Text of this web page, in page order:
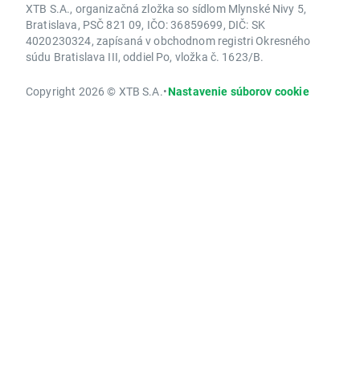
XTB S.A., organizačná zložka so sídlom Mlynské Nivy 5,
Bratislava, PSČ 821 09, IČO: 36859699, DIČ: SK
4020230324, zapísaná v obchodnom registri Okresného
súdu Bratislava III, oddiel Po, vložka č. 1623/B.
Copyright 2026 © XTB S.A.•Nastavenie súborov cookie